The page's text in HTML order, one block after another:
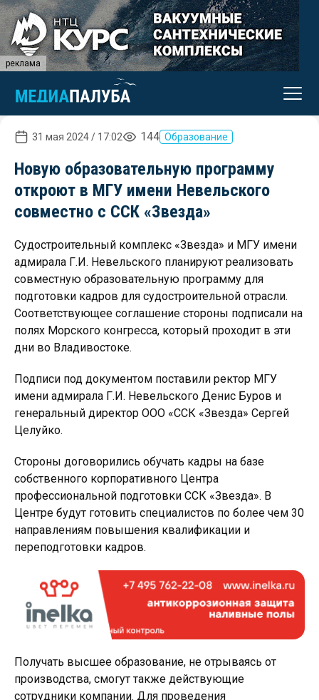
реклама
31 мая 2024 / 17:02 144 Образование
Новую образовательную программу
откроют в МГУ имени Невельского
совместно с ССК «Звезда»
Судостроительный комплекс «Звезда» и МГУ имени
адмирала Г.И. Невельского планируют реализовать
совместную образовательную программу для
подготовки кадров для судостроительной отрасли.
Соответствующее соглашение стороны подписали на
полях Морского конгресса, который проходит в эти
дни во Владивостоке.
Подписи под документом поставили ректор МГУ
имени адмирала Г.И. Невельского Денис Буров и
генеральный директор ООО «ССК «Звезда» Сергей
Целуйко.
Стороны договорились обучать кадры на базе
собственного корпоративного Центра
профессиональной подготовки ССК «Звезда». В
Центре будут готовить специалистов по более чем 30
направлениям повышения квалификации и
переподготовки кадров.
Получать высшее образование, не отрываясь от
производства, смогут также действующие
сотрудники компании. Для проведения